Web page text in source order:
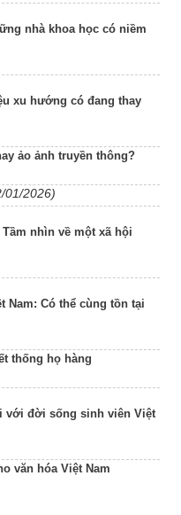
nhà khoa học có niềm
xu hướng có đang thay
ảo ảnh truyền thông?
01/2026)
nhìn về một xã hội
Nam: Có thể cùng tồn tại
thống họ hàng
với đời sống sinh viên Việt
văn hóa Việt Nam